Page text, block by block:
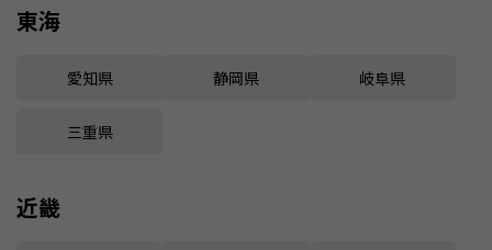
東海
愛知県 静岡県 岐阜県
三重県
近畿